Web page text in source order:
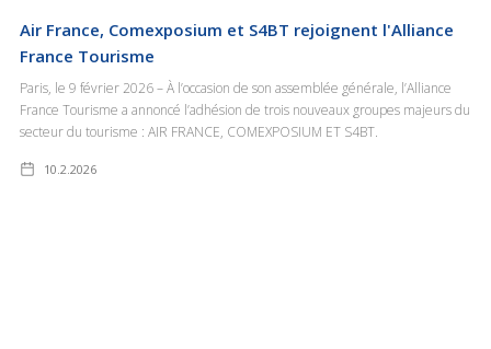
Air France, Comexposium et S4BT rejoignent l'Alliance
France Tourisme
Paris, le 9 février 2026 – À l’occasion de son assemblée générale, l’Alliance
France Tourisme a annoncé l’adhésion de trois nouveaux groupes majeurs du
secteur du tourisme : AIR FRANCE, COMEXPOSIUM ET S4BT.
10.2.2026